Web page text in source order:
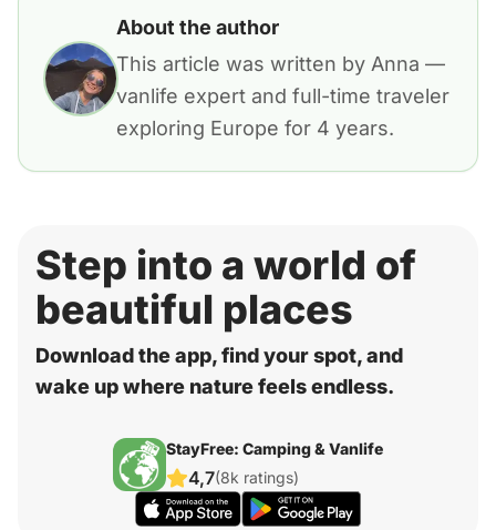
About the author
This article was written by Anna —
vanlife expert and full-time traveler
exploring Europe for 4 years.
Step into a world of
beautiful places
Download the app, find your spot, and
wake up where nature feels endless.
StayFree: Camping & Vanlife
4,7(8k ratings)